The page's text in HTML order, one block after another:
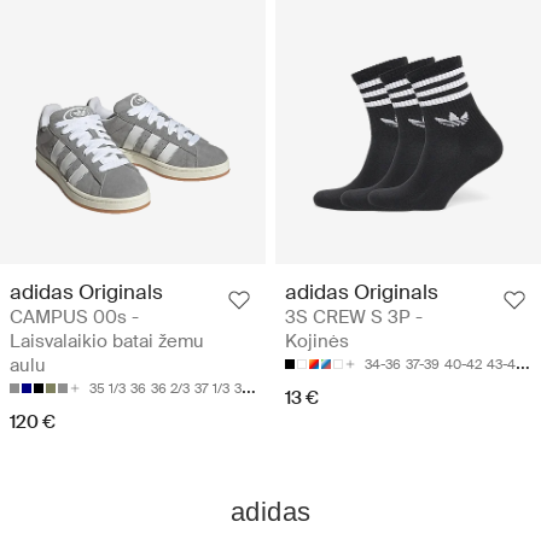
adidas Originals
CAMPUS 00s -
Laisvalaikio batai žemu
aulu
35 1/3 36 36 2/3 37 1/3 38
120 €
adidas Originals
3S CREW S 3P -
Kojinės
34-36 37-39 40-42 43-45
13 €
adidas